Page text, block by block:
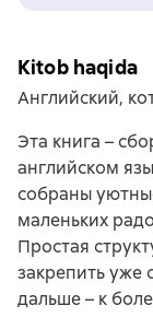
Kitob haqida
Английский,
Эта книга –
английском
собраны
маленьких
Простая
закрепить уже
дальше – к